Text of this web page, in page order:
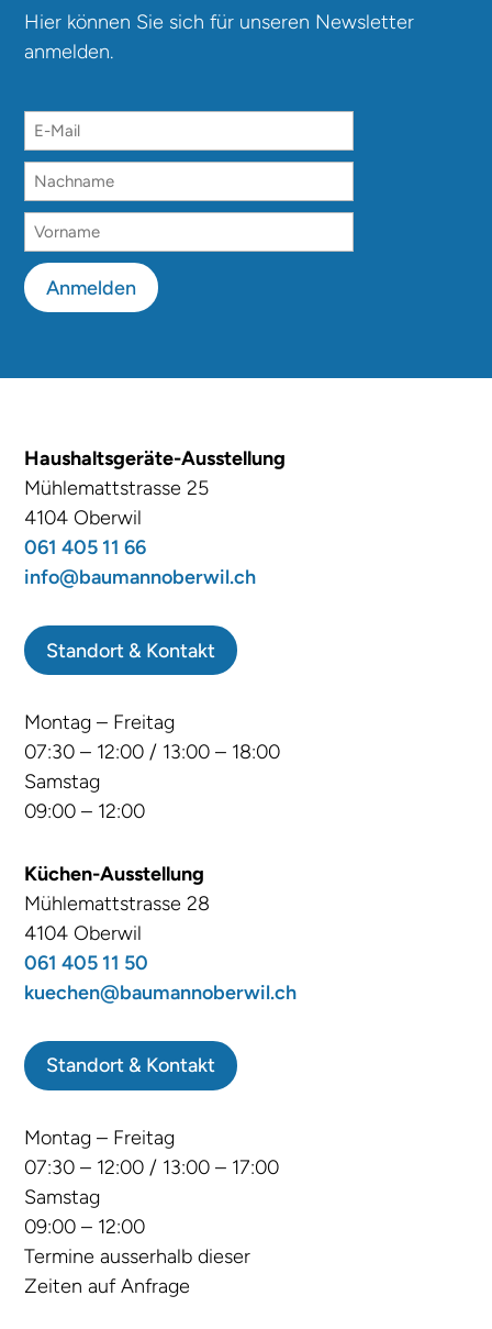
Hier können Sie sich für unseren Newsletter
anmelden.
Anmelden
Haushaltsgeräte-Ausstellung
Mühlemattstrasse 25
4104 Oberwil
061 405 11 66
info@baumannoberwil.ch
Standort & Kontakt
Montag – Freitag
07:30 – 12:00 / 13:00 – 18:00
Samstag
09:00 – 12:00
Küchen-Ausstellung
Mühlemattstrasse 28
4104 Oberwil
061 405 11 50
kuechen@baumannoberwil.ch
Standort & Kontakt
Montag – Freitag
07:30 – 12:00 / 13:00 – 17:00
Samstag
09:00 – 12:00
Termine ausserhalb dieser
Zeiten auf Anfrage